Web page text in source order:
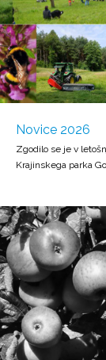
Novice 2026
Zgodilo se je v
Krajinskega parka